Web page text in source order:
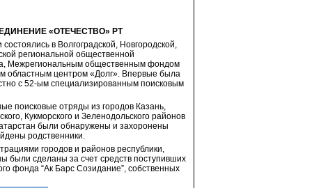
«ОТЕЧЕСТВО» РТ
в Волгоградской, Новгородской,
региональной общественной
Межрегиональным общественным фондом
областным центром «Долг». Впервые была
с 52-ым специализированным поисковым
поисковые отряды из городов Казань,
Кукморского и Зеленодольского районов
были обнаружены и захоронены
родственники.
городов и районов республики,
были сделаны за счет средств поступивших
фонда “Ак Барс Созидание”, собственных